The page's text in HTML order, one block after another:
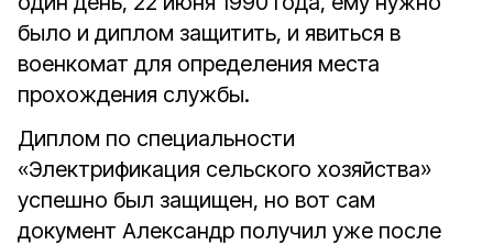
было и диплом защитить, и явиться в
военкомат для определения места
прохождения службы.
Диплом по специальности
«Электрификация сельского хозяйства»
успешно был защищен, но вот сам
документ Александр получил уже после